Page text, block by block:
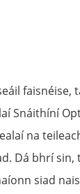
faisnéise,
Snáithíní
na
Dá bhrí sin,
siad